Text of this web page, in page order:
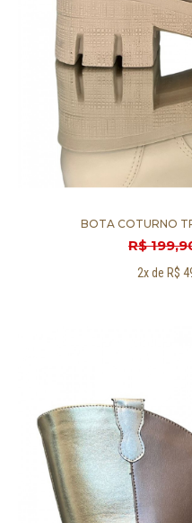
BOTA COTURNO
R$
2x de R$